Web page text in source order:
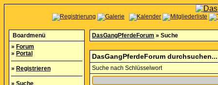
Boardmenü
» Forum
» Portal
» Registrieren
» Suche
DasGangPferdeForum » Suche
DasGangPferdeForum durchsuchen...
Suche nach Schlüsselwort